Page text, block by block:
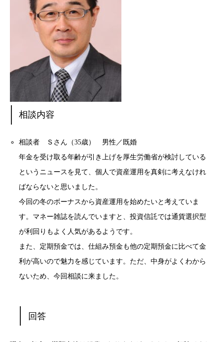
相談内容
相談者 Ｓさん（35歳） 男性／既婚
年金を受け取る年齢が引き上げを厚生労働省が検討している
というニュースを見て、個人で資産運用を真剣に考えなけれ
ばならないと思いました。
今回の冬のボーナスから資産運用を始めたいと考えていま
す。マネー雑誌を読んでいますと、投資信託では通貨選択型
が利回りもよく人気があるようです。
また、定期預金では、仕組み預金も他の定期預金に比べて金
利が高いので魅力を感じています。ただ、中身がよくわから
ないため、今回相談に来ました。
回答